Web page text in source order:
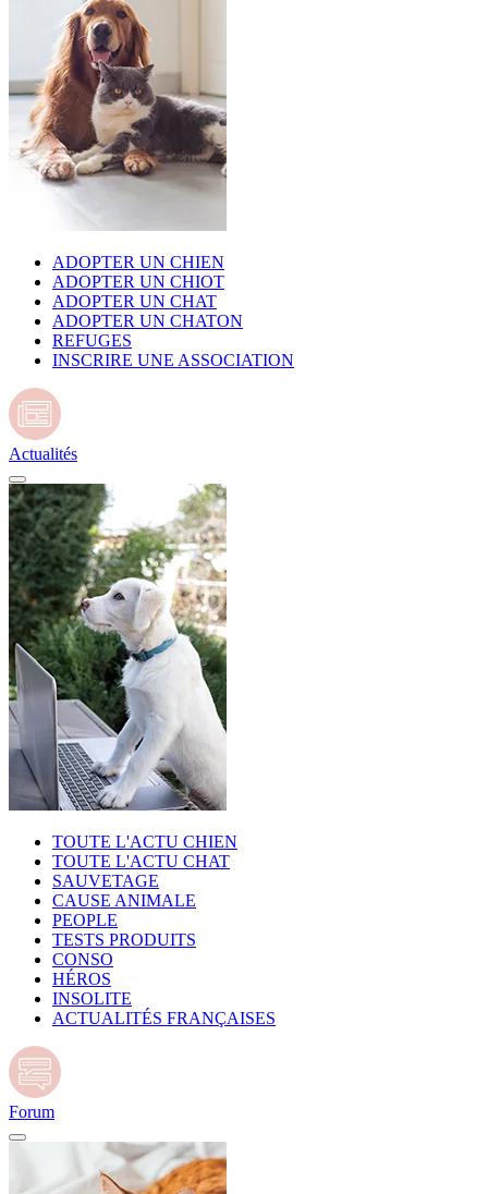
ADOPTER UN CHIEN
ADOPTER UN CHIOT
ADOPTER UN CHAT
ADOPTER UN CHATON
REFUGES
INSCRIRE UNE ASSOCIATION
Actualités
TOUTE L'ACTU CHIEN
TOUTE L'ACTU CHAT
SAUVETAGE
CAUSE ANIMALE
PEOPLE
TESTS PRODUITS
CONSO
HÉROS
INSOLITE
ACTUALITÉS FRANÇAISES
Forum